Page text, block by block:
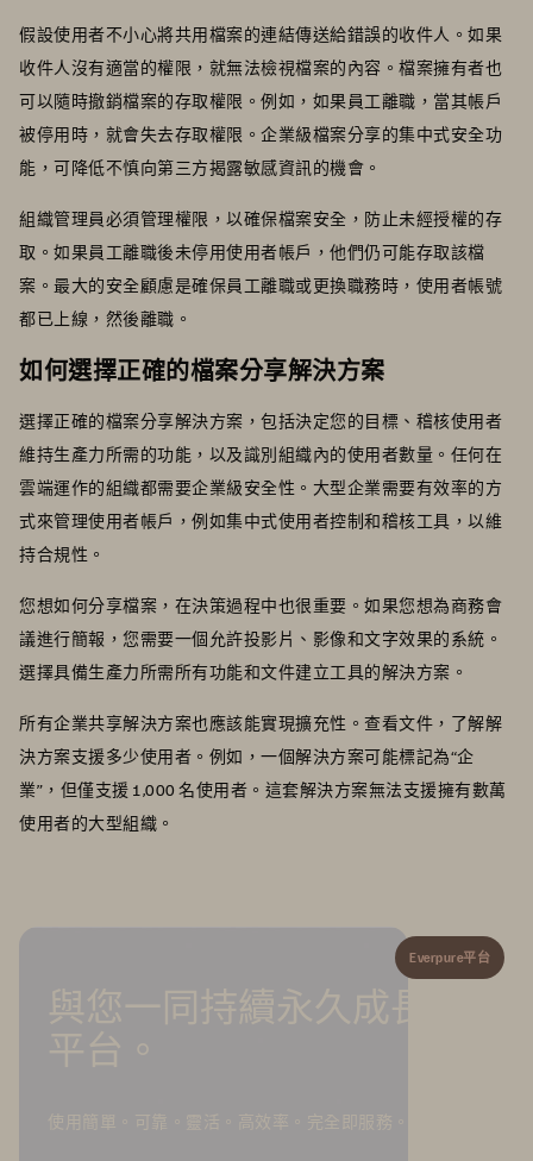
假設使用者不小心將共用檔案的連結傳送給錯誤的收件人。如果
收件人沒有適當的權限，就無法檢視檔案的內容。檔案擁有者也
可以隨時撤銷檔案的存取權限。例如，如果員工離職，當其帳戶
被停用時，就會失去存取權限。企業級檔案分享的集中式安全功
能，可降低不慎向第三方揭露敏感資訊的機會。
組織管理員必須管理權限，以確保檔案安全，防止未經授權的存
取。如果員工離職後未停用使用者帳戶，他們仍可能存取該檔
案。最大的安全顧慮是確保員工離職或更換職務時，使用者帳號
都已上線，然後離職。
如何選擇正確的檔案分享解決方案
選擇正確的檔案分享解決方案，包括決定您的目標、稽核使用者
維持生產力所需的功能，以及識別組織內的使用者數量。任何在
雲端運作的組織都需要企業級安全性。大型企業需要有效率的方
式來管理使用者帳戶，例如集中式使用者控制和稽核工具，以維
持合規性。
您想如何分享檔案，在決策過程中也很重要。如果您想為商務會
議進行簡報，您需要一個允許投影片、影像和文字效果的系統。
選擇具備生產力所需所有功能和文件建立工具的解決方案。
所有企業共享解決方案也應該能實現擴充性。查看文件，了解解
決方案支援多少使用者。例如，一個解決方案可能標記為“企
業”，但僅支援 1,000 名使用者。這套解決方案無法支援擁有數萬
使用者的大型組織。
Everpure平台
與您一同持續永久成長的
平台。
使用簡單。可靠。靈活。高效率。完全即服務。